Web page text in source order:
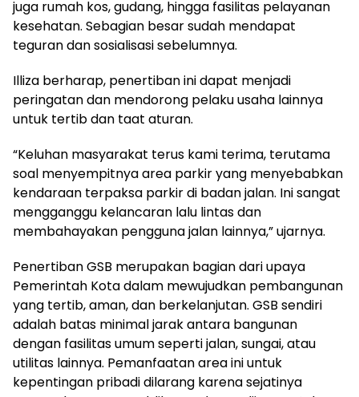
juga rumah kos, gudang, hingga fasilitas pelayanan
kesehatan. Sebagian besar sudah mendapat
teguran dan sosialisasi sebelumnya.
Illiza berharap, penertiban ini dapat menjadi
peringatan dan mendorong pelaku usaha lainnya
untuk tertib dan taat aturan.
“Keluhan masyarakat terus kami terima, terutama
soal menyempitnya area parkir yang menyebabkan
kendaraan terpaksa parkir di badan jalan. Ini sangat
mengganggu kelancaran lalu lintas dan
membahayakan pengguna jalan lainnya,” ujarnya.
Penertiban GSB merupakan bagian dari upaya
Pemerintah Kota dalam mewujudkan pembangunan
yang tertib, aman, dan berkelanjutan. GSB sendiri
adalah batas minimal jarak antara bangunan
dengan fasilitas umum seperti jalan, sungai, atau
utilitas lainnya. Pemanfaatan area ini untuk
kepentingan pribadi dilarang karena sejatinya